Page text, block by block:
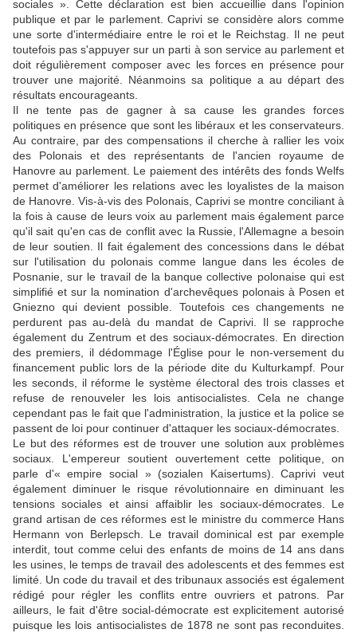
sociales ». Cette déclaration est bien accueillie dans l'opinion
publique et par le parlement. Caprivi se considère alors comme
une sorte d'intermédiaire entre le roi et le Reichstag. Il ne peut
toutefois pas s'appuyer sur un parti à son service au parlement et
doit régulièrement composer avec les forces en présence pour
trouver une majorité. Néanmoins sa politique a au départ des
résultats encourageants.
Il ne tente pas de gagner à sa cause les grandes forces
politiques en présence que sont les libéraux et les conservateurs.
Au contraire, par des compensations il cherche à rallier les voix
des Polonais et des représentants de l'ancien royaume de
Hanovre au parlement. Le paiement des intérêts des fonds Welfs
permet d'améliorer les relations avec les loyalistes de la maison
de Hanovre. Vis-à-vis des Polonais, Caprivi se montre conciliant à
la fois à cause de leurs voix au parlement mais également parce
qu'il sait qu'en cas de conflit avec la Russie, l'Allemagne a besoin
de leur soutien. Il fait également des concessions dans le débat
sur l'utilisation du polonais comme langue dans les écoles de
Posnanie, sur le travail de la banque collective polonaise qui est
simplifié et sur la nomination d'archevêques polonais à Posen et
Gniezno qui devient possible. Toutefois ces changements ne
perdurent pas au-delà du mandat de Caprivi. Il se rapproche
également du Zentrum et des sociaux-démocrates. En direction
des premiers, il dédommage l'Église pour le non-versement du
financement public lors de la période dite du Kulturkampf. Pour
les seconds, il réforme le système électoral des trois classes et
refuse de renouveler les lois antisocialistes. Cela ne change
cependant pas le fait que l'administration, la justice et la police se
passent de loi pour continuer d'attaquer les sociaux-démocrates.
Le but des réformes est de trouver une solution aux problèmes
sociaux. L'empereur soutient ouvertement cette politique, on
parle d'« empire social » (sozialen Kaisertums). Caprivi veut
également diminuer le risque révolutionnaire en diminuant les
tensions sociales et ainsi affaiblir les sociaux-démocrates. Le
grand artisan de ces réformes est le ministre du commerce Hans
Hermann von Berlepsch. Le travail dominical est par exemple
interdit, tout comme celui des enfants de moins de 14 ans dans
les usines, le temps de travail des adolescents et des femmes est
limité. Un code du travail et des tribunaux associés est également
rédigé pour régler les conflits entre ouvriers et patrons. Par
ailleurs, le fait d'être social-démocrate est explicitement autorisé
puisque les lois antisocialistes de 1878 ne sont pas reconduites.